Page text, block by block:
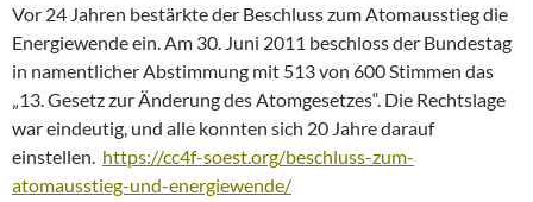
Vor 24 Jahren bestärkte der Beschluss zum Atomausstieg die
Energiewende ein. Am 30. Juni 2011 beschloss der Bundestag
in namentlicher Abstimmung mit 513 von 600 Stimmen das
„13. Gesetz zur Änderung des Atomgesetzes“. Die Rechtslage
war eindeutig, und alle konnten sich 20 Jahre darauf
einstellen. https://cc4f-soest.org/beschluss-zum-
atomausstieg-und-energiewende/